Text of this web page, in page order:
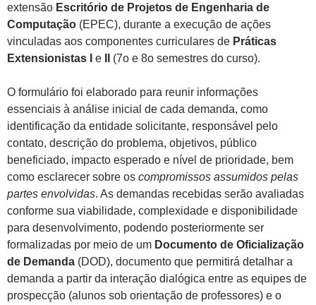
extensão Escritório de Projetos de Engenharia de
Computação (EPEC), durante a execução de ações
vinculadas aos componentes curriculares de Práticas
Extensionistas I e (7o e 8o semestres do curso).
O formulário foi elaborado para reunir informações
essenciais à análise inicial de cada demanda, como
identificação da entidade solicitante, responsável pelo
contato, descrição do problema, objetivos, público
beneficiado, impacto esperado e nível de prioridade, bem
como esclarecer sobre os compromissos assumidos pelas
partes envolvidas. As demandas recebidas serão avaliadas
conforme sua viabilidade, complexidade e disponibilidade
para desenvolvimento, podendo posteriormente ser
formalizadas por meio de um Documento de Oficialização
de Demanda (DOD), documento que permitirá detalhar a
demanda a partir da interação dialógica entre as equipes de
prospecção (alunos sob orientação de professores) e o